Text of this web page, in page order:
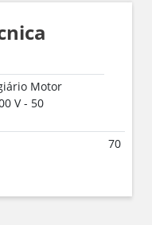
Motor
V - 50
70